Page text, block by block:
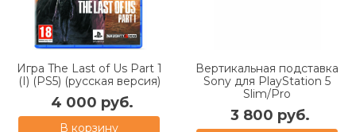
Игра The Last of Us Part 1
(I) (PS5) (русская версия)
4 000 руб.
В корзину
Вертикальная подставка
Sony для PlayStation 5
Slim/Pro
3 800 руб.